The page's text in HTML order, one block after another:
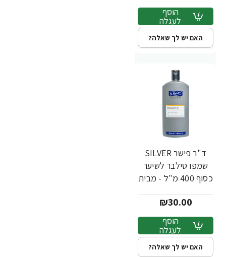
הוסף
לעגלה
האם יש לך שאלה?
ד"ר פישר SILVER
שמפו סילבר לשיער
כסוף 400 מ"ל - מבית
₪30.00
הוסף
לעגלה
האם יש לך שאלה?